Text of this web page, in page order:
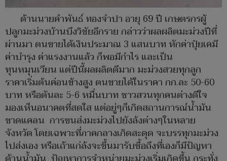
ด้านนายคำพันธ์ ทองจำปา อายุ 69 ปี เกษตรกรผู้
ปลูกมะม่วงบ้านบึงวิชัยอีกราย กล่าวว่าผลผลิตมะม่วงปีที่
ผ่านมา ตนขายได้เงินประมาณ 3 แสนบาท หักค่าปุ๋ยเคมี
ค่าบำรุง ค่าแรงงานแล้ว ก็พอมีกำไร และเป็น
ทุนหมุนเวียน แต่ปีนี้ผลผลิตดีมาก มะม่วงสวยทุกลูก
ราคาเริ่มต้นค่อนข้างสูง ตนขายได้ในราคา กก.ละ 50-60
บาท หรือตันละ 5-6 หมื่นบาท ชาวสวนทุกคนต่างดีใจ
มองเห็นอนาคตที่สดใส แต่อยู่ๆก็เกิดสถานการณ์น้ำมัน
ขาดแคลน การขนส่งมะม่วงไปยังล้งต่างๆในหลาย
จังหวัด โดยเฉพาะที่ภาคกลางเกิดสะดุด จะบรรทุกมะม่วง
ไปส่งเอง หรือเถ้าแก่ล้งจะขึ้นมารับซื้อถึงที่เองก็มีปัญหา